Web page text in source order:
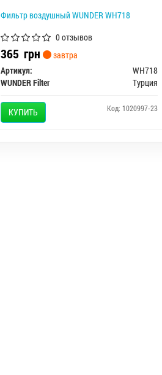
Фильтр воздушный WUNDER WH718
0 отзывов
365 грн
завтра
Артикул:
WH718
WUNDER Filter
Турция
КУПИТЬ Код: 1020997-23